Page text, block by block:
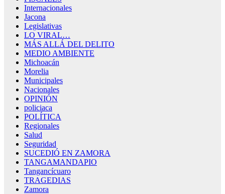
Internacionales
Jacona
Legislativas
LO VIRAL…
MÁS ALLÁ DEL DELITO
MEDIO AMBIENTE
Michoacán
Morelia
Municipales
Nacionales
OPINIÓN
policiaca
POLÍTICA
Regionales
Salud
Seguridad
SUCEDIÓ EN ZAMORA
TANGAMANDAPIO
Tangancícuaro
TRAGEDIAS
Zamora